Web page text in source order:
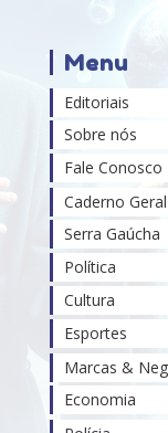
Menu
Editoriais
Sobre nós
Fale Conosco
Caderno Geral
Serra Gaúcha
Política
Cultura
Esportes
Marcas &
Economia